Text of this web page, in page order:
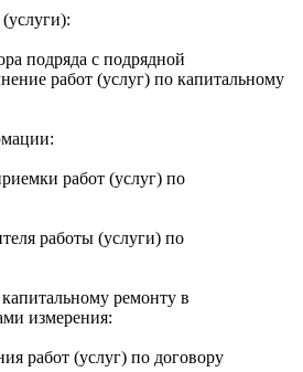
подряда с подрядной
работ (услуг) по капитальному
работ (услуг) по
работы (услуги) по
ремонту в
измерения:
работ (услуг) по договору